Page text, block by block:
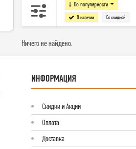
По популярности
В наличии Со скидкой
Ничего не найдено.
ИНФОРМАЦИЯ
Скидки и Акции
Оплата
Доставка